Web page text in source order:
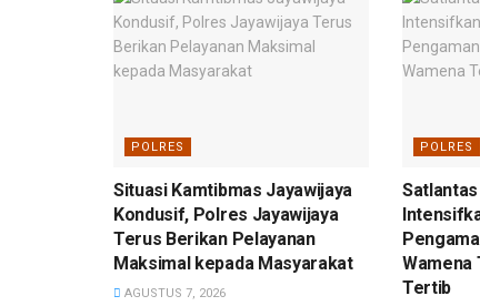
POLRES
Situasi Kamtibmas Jayawijaya
Kondusif, Polres Jayawijaya
Terus Berikan Pelayanan
Maksimal kepada Masyarakat
AGUSTUS 7, 2026
POLRES
Wamena
Tertib